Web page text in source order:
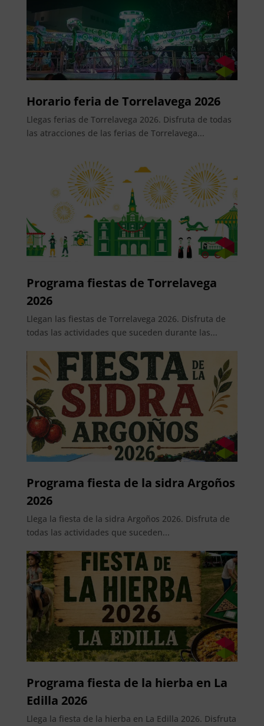
Horario feria de Torrelavega 2026
Llegas ferias de Torrelavega 2026. Disfruta de todas
las atracciones de las ferias de Torrelavega...
Programa fiestas de Torrelavega
2026
Llegan las fiestas de Torrelavega 2026. Disfruta de
todas las actividades que suceden durante las...
Programa fiesta de la sidra Argoños
2026
Llega la fiesta de la sidra Argoños 2026. Disfruta de
todas las actividades que suceden...
Programa fiesta de la hierba en La
Edilla 2026
Llega la fiesta de la hierba en La Edilla 2026. Disfruta